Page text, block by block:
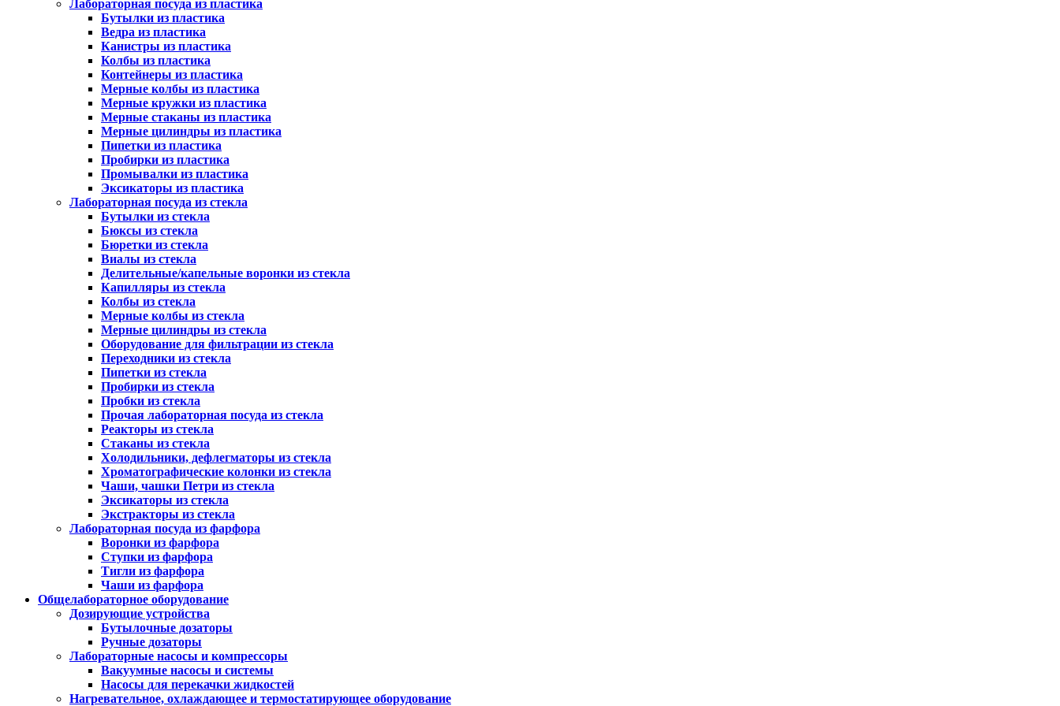
Лабораторная посуда из пластика
Бутылки из пластика
Ведра из пластика
Канистры из пластика
Колбы из пластика
Контейнеры из пластика
Мерные колбы из пластика
Мерные кружки из пластика
Мерные стаканы из пластика
Мерные цилиндры из пластика
Пипетки из пластика
Пробирки из пластика
Промывалки из пластика
Эксикаторы из пластика
Лабораторная посуда из стекла
Бутылки из стекла
Бюксы из стекла
Бюретки из стекла
Виалы из стекла
Делительные/капельные воронки из стекла
Капилляры из стекла
Колбы из стекла
Мерные колбы из стекла
Мерные цилиндры из стекла
Оборудование для фильтрации из стекла
Переходники из стекла
Пипетки из стекла
Пробирки из стекла
Пробки из стекла
Прочая лабораторная посуда из стекла
Реакторы из стекла
Стаканы из стекла
Холодильники, дефлегматоры из стекла
Хроматографические колонки из стекла
Чаши, чашки Петри из стекла
Эксикаторы из стекла
Экстракторы из стекла
Лабораторная посуда из фарфора
Воронки из фарфора
Ступки из фарфора
Тигли из фарфора
Чаши из фарфора
Общелабораторное оборудование
Дозирующие устройства
Бутылочные дозаторы
Ручные дозаторы
Лабораторные насосы и компрессоры
Вакуумные насосы и системы
Насосы для перекачки жидкостей
Нагревательное, охлаждающее и термостатирующее оборудование